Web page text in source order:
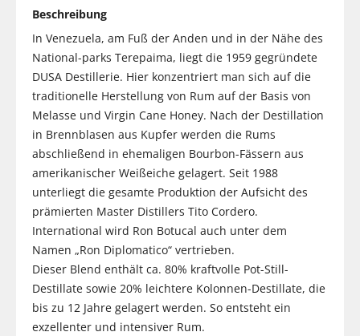
Beschreibung
In Venezuela, am Fuß der Anden und in der Nähe des
National-parks Terepaima, liegt die 1959 gegründete
DUSA Destillerie. Hier konzentriert man sich auf die
traditionelle Herstellung von Rum auf der Basis von
Melasse und Virgin Cane Honey. Nach der Destillation
in Brennblasen aus Kupfer werden die Rums
abschließend in ehemaligen Bourbon-Fässern aus
amerikanischer Weißeiche gelagert. Seit 1988
unterliegt die gesamte Produktion der Aufsicht des
prämierten Master Distillers Tito Cordero.
International wird Ron Botucal auch unter dem
Namen „Ron Diplomatico“ vertrieben.
Dieser Blend enthält ca. 80% kraftvolle Pot-Still-
Destillate sowie 20% leichtere Kolonnen-Destillate, die
bis zu 12 Jahre gelagert werden. So entsteht ein
exzellenter und intensiver Rum.